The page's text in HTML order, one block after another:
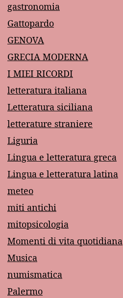
gastronomia
Gattopardo
GENOVA
GRECIA MODERNA
I MIEI RICORDI
letteratura italiana
Letteratura siciliana
letterature straniere
Liguria
Lingua e letteratura greca
Lingua e letteratura latina
meteo
miti antichi
mitopsicologia
Momenti di vita quotidiana
Musica
numismatica
Palermo